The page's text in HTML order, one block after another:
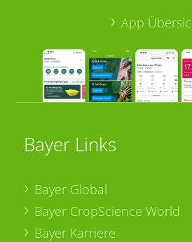
App
Bayer Links
Bayer Global
Bayer CropScience World
Bayer Karriere